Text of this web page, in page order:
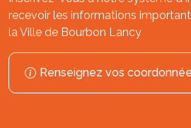
recevoir les informations
la Ville de Bourbon Lancy
Renseignez vos